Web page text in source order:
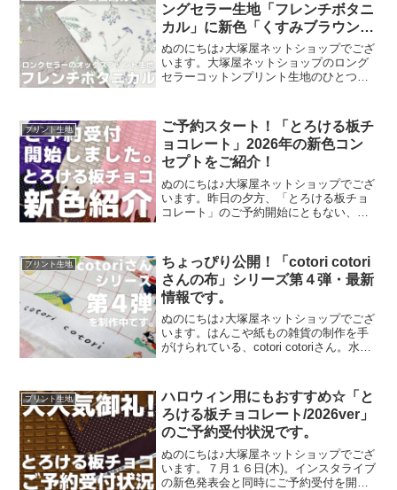
ングセラー生地「フレンチボタニ
カル」に新色「くすみブラウン」
が登場！
ぬのにちは♪大塚屋ネットショップでござ
います。大塚屋ネットショップのロング
セラーコットンプリント生地のひとつ
た「ペールピンク」の再販が、この度決
定いたしました。2026
プリント生地
ご予約スタート！「とろける板チ
ョコレート」2026年の新色コン
セプトをご紹介！
ぬのにちは♪大塚屋ネットショップでござ
います。昨日の夕方、「とろける板チョ
コレート」のご予約開始にともない、イ
ます。およそ30分程度です。この投稿を
Instagramで見
プリント生地
ちょっぴり公開！「cotori cotori
さんの布」シリーズ第４弾・最新
情報です。
ぬのにちは♪大塚屋ネットショップでござ
います。はんこや紙もの雑貨の制作を手
がけられている、cotori cotoriさん。水彩
開されています。cotori cotori
プリント生地
ハロウィン用にもおすすめ☆「と
ろける板チョコレート/2026ver」
のご予約受付状況です。
ぬのにちは♪大塚屋ネットショップでござ
います。７月１６日(木)。インスタライブ
の新色発表会と同時にご予約受付を開始